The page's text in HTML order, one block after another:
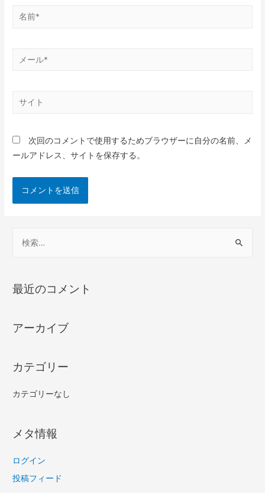
次回のコメントで使用するためブラウザーに自分の名前、メ
ールアドレス、サイトを保存する。
最近のコメント
アーカイブ
カテゴリー
カテゴリーなし
メタ情報
ログイン
投稿フィード